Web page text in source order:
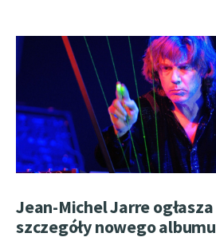
Jean-Michel Jarre ogłasza
szczegóły nowego albumu